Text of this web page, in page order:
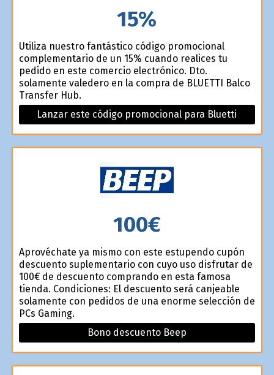
15%
Utiliza nuestro fantástico código promocional
complementario de un 15% cuando realices tu
pedido en este comercio electrónico. Dto.
solamente valedero en la compra de BLUETTI Balco
Transfer Hub.
Lanzar este código promocional para Bluetti
100€
Aprovéchate ya mismo con este estupendo cupón
descuento suplementario con cuyo uso disfrutar de
100€ de descuento comprando en esta famosa
tienda. Condiciones: El descuento será canjeable
solamente con pedidos de una enorme selección de
PCs Gaming.
Bono descuento Beep